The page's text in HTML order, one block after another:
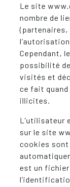
Le site
nombre de
Cependant,
possibilité
visités et
ce fait
illicites.
L’utilisateur
sur le site
cookies sont
est un